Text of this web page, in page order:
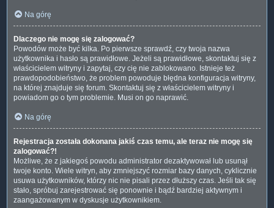
Na górę
Dlaczego nie mogę się zalogować?
Powodów może być kilka. Po pierwsze sprawdź, czy twoja nazwa
użytkownika i hasło są prawidłowe. Jeżeli są prawidłowe, skontaktuj się z
właścicielem witryny i zapytaj, czy cię nie zablokowano. Istnieje też
prawdopodobieństwo, że problem powoduje błędna konfiguracja witryny,
na której znajduje się forum. Skontaktuj się z właścicielem witryny i
powiadom go o tym problemie. Musi on go naprawić.
Na górę
Rejestracja została dokonana jakiś czas temu, ale teraz nie mogę się
zalogować?!
Możliwe, że z jakiegoś powodu administrator dezaktywował lub usunął
twoje konto. Wiele witryn, aby zmniejszyć rozmiar bazy danych, cyklicznie
usuwa użytkowników, którzy nic nie pisali przez dłuższy czas. Jeśli tak się
stało, spróbuj zarejestrować się ponownie i bądź bardziej aktywnym i
zaangażowanym w dyskusje użytkownikiem.